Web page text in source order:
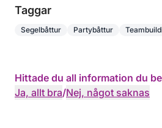
Taggar
Segelbåttur Partybåttur
Hittade du all information du
Ja, allt bra/Nej, något saknas